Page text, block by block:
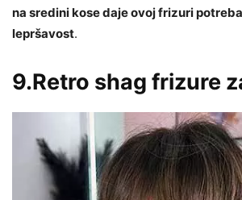
na sredini kose daje ovoj frizuri
lepršavost.
9.Retro shag frizure